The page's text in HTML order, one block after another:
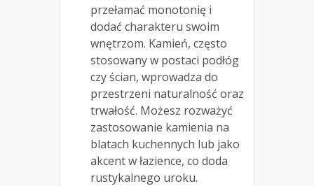
przełamać monotonię i
dodać charakteru swoim
wnętrzom. Kamień, często
stosowany w postaci podłóg
czy ścian, wprowadza do
przestrzeni naturalność oraz
trwałość. Możesz rozważyć
zastosowanie kamienia na
blatach kuchennych lub jako
akcent w łazience, co doda
rustykalnego uroku.